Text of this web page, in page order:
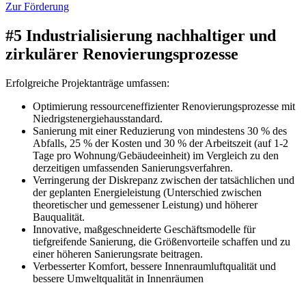
Zur Förderung
#5 Industrialisierung nachhaltiger und
zirkulärer Renovierungsprozesse
Erfolgreiche Projektanträge umfassen:
Optimierung ressourceneffizienter Renovierungsprozesse mit
Niedrigstenergiehausstandard.
Sanierung mit einer Reduzierung von mindestens 30 % des
Abfalls, 25 % der Kosten und 30 % der Arbeitszeit (auf 1-2
Tage pro Wohnung/Gebäudeeinheit) im Vergleich zu den
derzeitigen umfassenden Sanierungsverfahren.
Verringerung der Diskrepanz zwischen der tatsächlichen und
der geplanten Energieleistung (Unterschied zwischen
theoretischer und gemessener Leistung) und höherer
Bauqualität.
Innovative, maßgeschneiderte Geschäftsmodelle für
tiefgreifende Sanierung, die Größenvorteile schaffen und zu
einer höheren Sanierungsrate beitragen.
Verbesserter Komfort, bessere Innenraumluftqualität und
bessere Umweltqualität in Innenräumen